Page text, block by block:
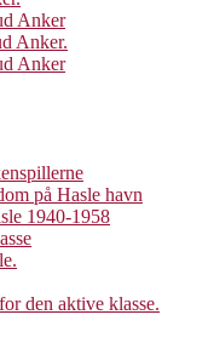
Anker
Anker.
Anker
på Hasle havn
1940-1958
den aktive klasse.